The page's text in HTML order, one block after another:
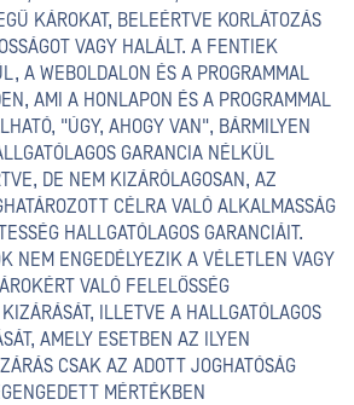
KÁROKAT, BELEÉRTVE KORLÁTOZÁS
VAGY HALÁLT. A FENTIEK
A WEBOLDALON ÉS A PROGRAMMAL
AMI A HONLAPON ÉS A PROGRAMMAL
"ÚGY, AHOGY VAN", BÁRMILYEN
GARANCIA NÉLKÜL
DE NEM KIZÁRÓLAGOSAN, AZ
CÉLRA VALÓ ALKALMASSÁG
HALLGATÓLAGOS GARANCIÁIT.
NEM ENGEDÉLYEZIK A VÉLETLEN VAGY
VALÓ FELELŐSSÉG
ILLETVE A HALLGATÓLAGOS
AMELY ESETBEN AZ ILYEN
CSAK AZ ADOTT JOGHATÓSÁG
MÉRTÉKBEN